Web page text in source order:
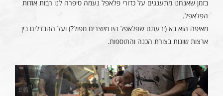
בזמן שאנחנו מתענגים על כדורי פלאפל נעמה סיפרה לנו רבות אודות
הפלאפל.
מאיפה הוא בא (ידעתם שפלאפל היו מיוצרים מפול?) ועל ההבדלים בין
ארצות שונות בצורת הכנה והתוספות.